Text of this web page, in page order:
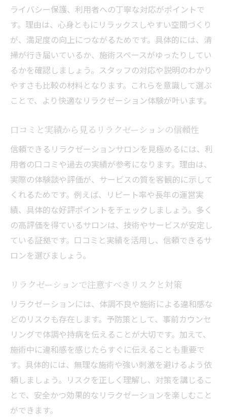
ライバシー保護、利用者への丁寧な対応がポイントで
す。理由は、心身ともにリラックスしやすい空間づくり
が、満足度の向上につながるためです。具体的には、清
掃が行き届いているか、施術スペースがゆったりしてい
るかを確認しましょう。スタッフの対応や説明のわかり
やすさも比較の材料となります。これらを意識して選ぶ
ことで、より快適なリラクゼーション体験が叶います。
口コミと実績から見るリラクゼーションの信頼性
信頼できるリラクゼーションサロンを見極めるには、利
用者の口コミや過去の実績が参考になります。理由は、
実際の体験談や評価が、サービスの質を客観的に示して
くれるためです。例えば、リピート率や長年の運営実
績、具体的な好評ポイントをチェックしましょう。多く
の高評価を得ているサロンは、技術やサービスが安定し
ている証拠です。口コミと実績を活用し、信頼できるサ
ロンを選びましょう。
リラクゼーションで注意すべきリスクと対策
リラクゼーションには、体調不良や施術による違和感な
どのリスクも存在します。予防策として、事前カウンセ
リングで体調や持病を伝えることが大切です。加えて、
施術中に違和感を感じたらすぐに伝えることも重要で
す。具体的には、無理な施術や強い刺激を避けるよう依
頼しましょう。リスクを正しく理解し、対策を講じるこ
とで、安全かつ効果的なリラクゼーションを楽しむこと
ができます。